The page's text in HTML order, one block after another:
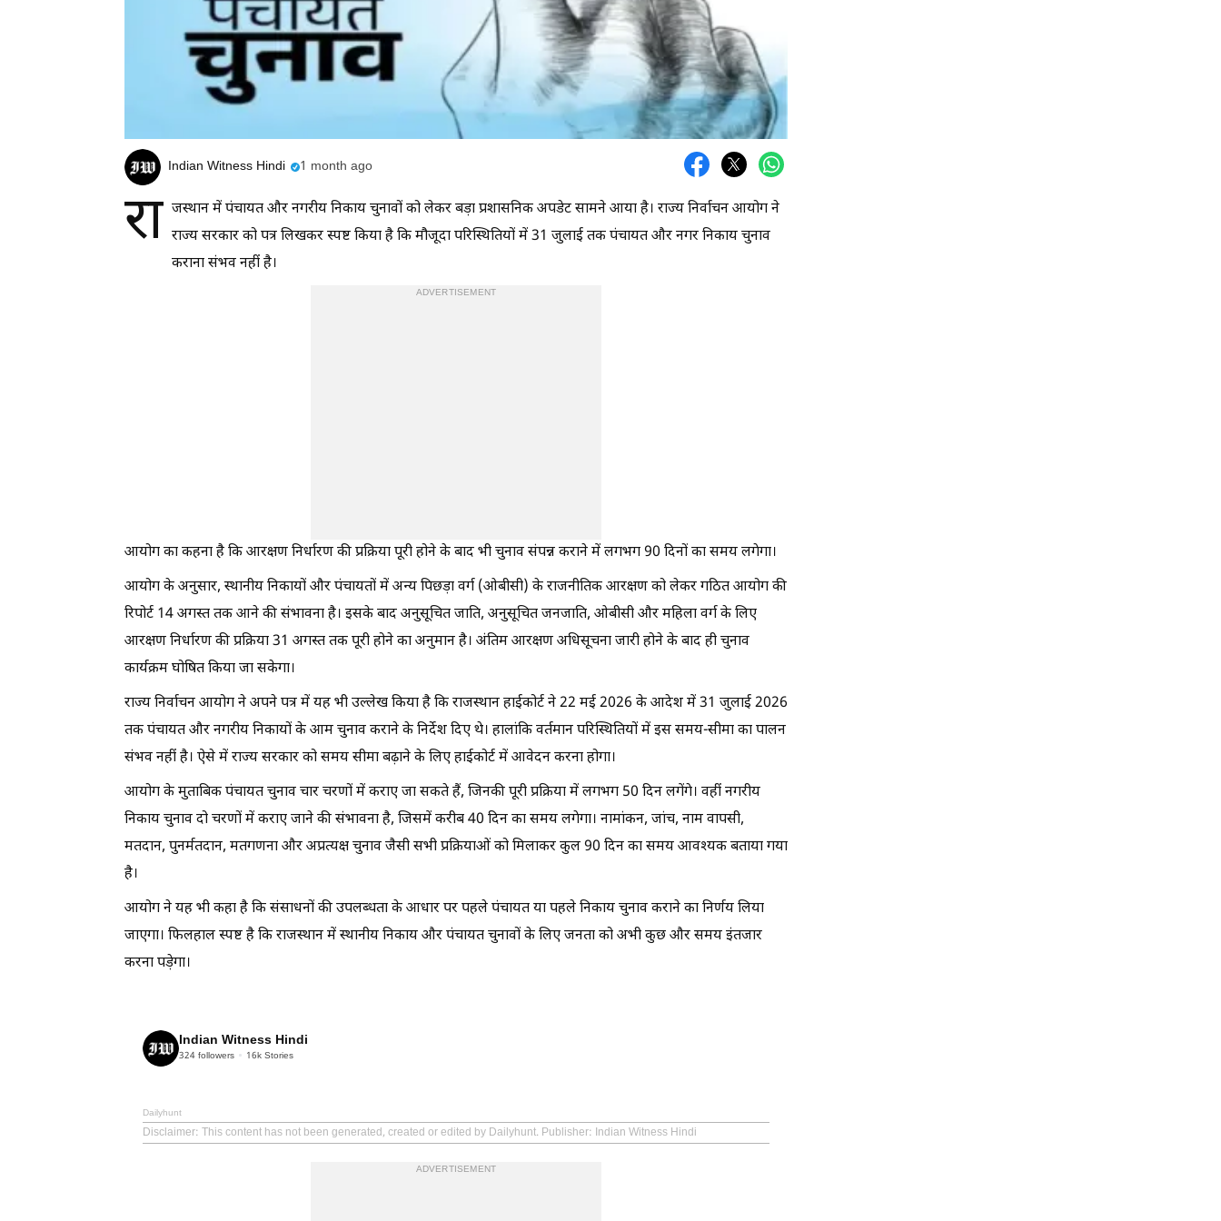
Indian Witness Hindi 1 month ago
रा जस्थान में पंचायत और नगरीय निकाय चुनावों को लेकर बड़ा प्रशासनिक अपडेट सामने आया है। राज्य निर्वाचन आयोग ने
राज्य सरकार को पत्र लिखकर स्पष्ट किया है कि मौजूदा परिस्थितियों में 31 जुलाई तक पंचायत और नगर निकाय चुनाव
कराना संभव नहीं है।
ADVERTISEMENT
आयोग का कहना है कि आरक्षण निर्धारण की प्रक्रिया पूरी होने के बाद भी चुनाव संपन्न कराने में लगभग 90 दिनों का समय लगेगा।
आयोग के अनुसार, स्थानीय निकायों और पंचायतों में अन्य पिछड़ा वर्ग (ओबीसी) के राजनीतिक आरक्षण को लेकर गठित आयोग की
रिपोर्ट 14 अगस्त तक आने की संभावना है। इसके बाद अनुसूचित जाति, अनुसूचित जनजाति, ओबीसी और महिला वर्ग के लिए
आरक्षण निर्धारण की प्रक्रिया 31 अगस्त तक पूरी होने का अनुमान है। अंतिम आरक्षण अधिसूचना जारी होने के बाद ही चुनाव
कार्यक्रम घोषित किया जा सकेगा।
राज्य निर्वाचन आयोग ने अपने पत्र में यह भी उल्लेख किया है कि राजस्थान हाईकोर्ट ने 22 मई 2026 के आदेश में 31 जुलाई 2026
तक पंचायत और नगरीय निकायों के आम चुनाव कराने के निर्देश दिए थे। हालांकि वर्तमान परिस्थितियों में इस समय-सीमा का पालन
संभव नहीं है। ऐसे में राज्य सरकार को समय सीमा बढ़ाने के लिए हाईकोर्ट में आवेदन करना होगा।
आयोग के मुताबिक पंचायत चुनाव चार चरणों में कराए जा सकते हैं, जिनकी पूरी प्रक्रिया में लगभग 50 दिन लगेंगे। वहीं नगरीय
निकाय चुनाव दो चरणों में कराए जाने की संभावना है, जिसमें करीब 40 दिन का समय लगेगा। नामांकन, जांच, नाम वापसी,
मतदान, पुनर्मतदान, मतगणना और अप्रत्यक्ष चुनाव जैसी सभी प्रक्रियाओं को मिलाकर कुल 90 दिन का समय आवश्यक बताया गया
है।
आयोग ने यह भी कहा है कि संसाधनों की उपलब्धता के आधार पर पहले पंचायत या पहले निकाय चुनाव कराने का निर्णय लिया
जाएगा। फिलहाल स्पष्ट है कि राजस्थान में स्थानीय निकाय और पंचायत चुनावों के लिए जनता को अभी कुछ और समय इंतजार
करना पड़ेगा।
Indian Witness Hindi
324 followers 16k Stories
Dailyhunt
Disclaimer: This content has not been generated, created or edited by Dailyhunt. Publisher: Indian Witness Hindi
ADVERTISEMENT